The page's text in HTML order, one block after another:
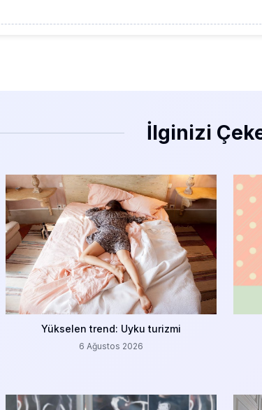
İlginizi
Yükselen trend: Uyku turizmi
6 Ağustos 2026